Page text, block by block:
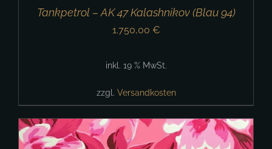
Tankpetrol – AK 47 Kalashnikov (Blau 94)
1.750,00 €
inkl. 19 % MwSt.
zzgl. Versandkosten